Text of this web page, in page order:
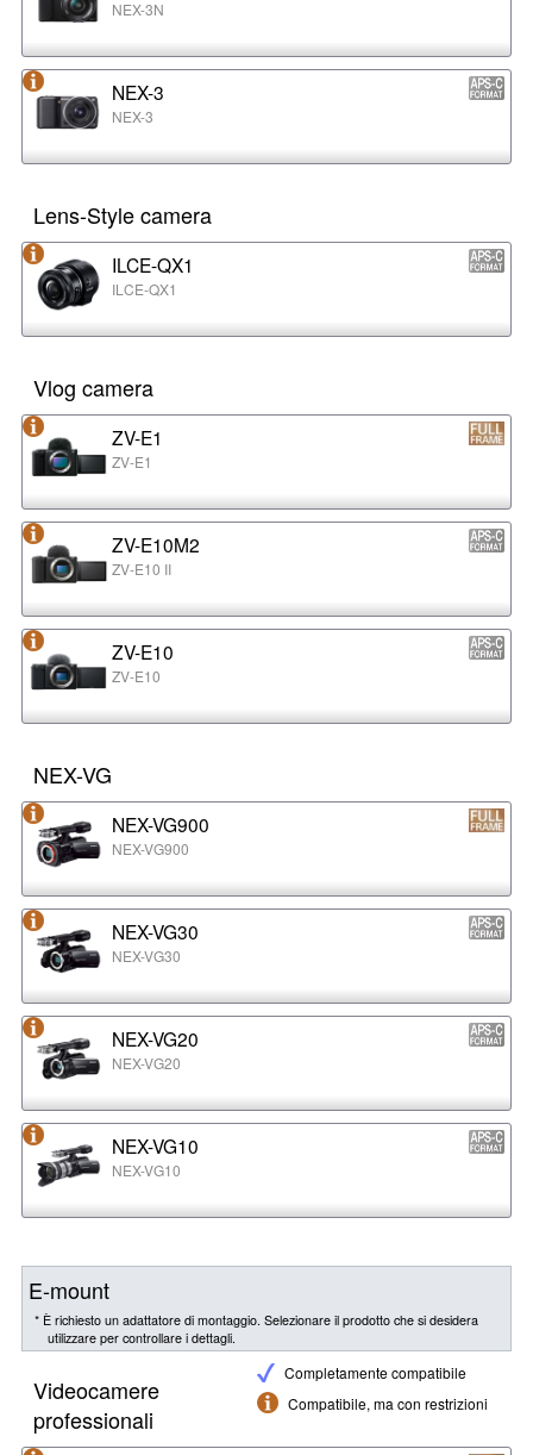
NEX-3N
NEX-3
NEX-3
Lens-Style camera
ILCE-QX1
ILCE-QX1
Vlog camera
ZV-E1
ZV-E1
ZV-E10M2
ZV-E10 II
ZV-E10
ZV-E10
NEX-VG
NEX-VG900
NEX-VG900
NEX-VG30
NEX-VG30
NEX-VG20
NEX-VG20
NEX-VG10
NEX-VG10
E-mount
* È richiesto un adattatore di montaggio. Selezionare il prodotto che si desidera
utilizzare per controllare i dettagli.
Completamente compatibile
Compatibile, ma con restrizioni
Videocamere
professionali